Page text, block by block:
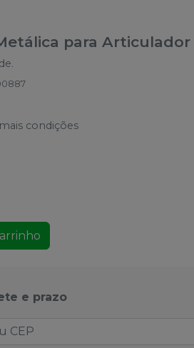
para Articulador
condições
e prazo